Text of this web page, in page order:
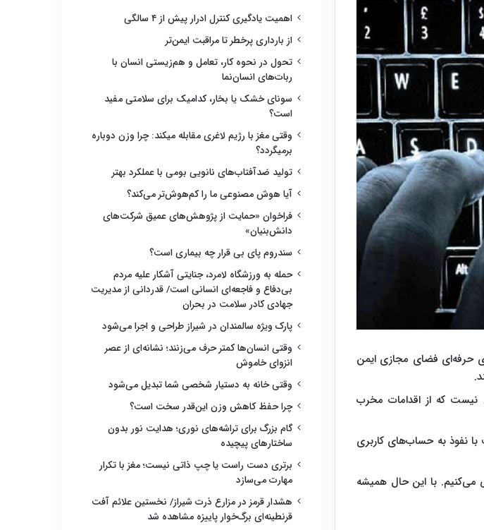
حرفه‌ای فضای مجازی ایمن
نیست که از اقدامات مخرب
نفوذ به حساب‌های کاربری
می‌کنیم. با این حال همیشه
اهمیت یادگیری کنترل ادرار پیش از ۴ سالگی
از بارداری پرخطر تا مراقبت ایمن‌تر
تحول در نحوه کار، تعامل و هم‌زیستی انسان با
ربات‌های انسان‌نما
سونای خشک یا بخار، کدامیک برای سلامتی مفید
است؟
وقتی مغز با رژیم لاغری مقابله میکند: چرا وزن دوباره
برمیگردد؟
تولید ضدآفتاب‌های نانویی بومی با عملکرد بهتر
آیا هوش مصنوعی ما را کم‌هوش‌تر می‌کند؟
فراخوان «حمایت از پژوهش‌های عمیق شرکت‌های
دانش‌بنیان»
سندروم پای بی قرار چه بیماری است؟
حمله به ورزشگاه لامرد، جنایتی آشکار علیه مردم
بی‌دفاع و فاجعه‌ای انسانی است/ قدردانی از مدیریت
جهادی کادر سلامت در بحران
پارک ویژه سالمندان در شیراز طراحی و اجرا می‌شود
وقتی انسان‌ها کمتر حرف می‌زنند؛ نشانه‌ای از عصر
انزوای خاموش
وقتی خانه به دستیار شخصی شما تبدیل می‌شود
چرا حفظ کاهش وزن این‌قدر سخت است؟
گام بزرگ برای تراشه‌های نوری؛ هدایت نور بدون
ساختارهای پیچیده
برتری دست راست یا چپ ذاتی نیست؛ مغز با تکرار
مهارت می‌سازد
هشدار قرمز در مزارع ذرت شیراز/ نخستین علائم آفت
قرنطینه‌ای برگ‌خوار پاییزه مشاهده شد